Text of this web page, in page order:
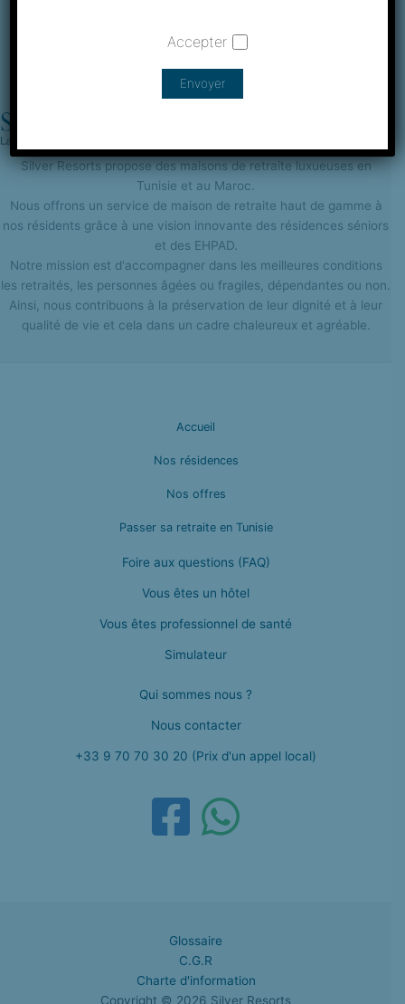
Silver Resorts propose des maisons de retraite luxueuses en
Tunisie et au Maroc.
Nous offrons un service de maison de retraite haut de gamme à
nos résidents grâce à une vision innovante des résidences séniors
et des EHPAD.
Notre mission est d'accompagner dans les meilleures conditions
les retraités, les personnes âgées ou fragiles, dépendantes ou non.
Ainsi, nous contribuons à la préservation de leur dignité et à leur
qualité de vie et cela dans un cadre chaleureux et agréable.
Accueil
Nos résidences
Nos offres
Passer sa retraite en Tunisie
Foire aux questions (FAQ)
Vous êtes un hôtel
Vous êtes professionnel de santé
Simulateur
Qui sommes nous ?
Nous contacter
+33 9 70 70 30 20 (Prix d'un appel local)
Glossaire
C.G.R
Charte d'information
Copyright © 2026 Silver Resorts
Accepter